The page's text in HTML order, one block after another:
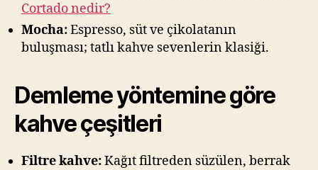
Cortado nedir?
Mocha:Espresso, süt ve çikolatanın
buluşması; tatlı kahve sevenlerin klasiği.
Demleme yöntemine göre
kahve çeşitleri
Filtre kahve:Kağıt filtreden süzülen, berrak